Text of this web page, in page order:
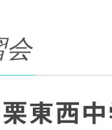
会
東西